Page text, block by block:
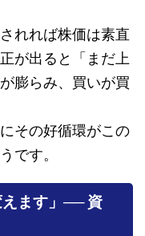
れれば株価は素直
が出ると「まだ上
膨らみ、買いが買
その好循環がこの
です。
ます」── 資